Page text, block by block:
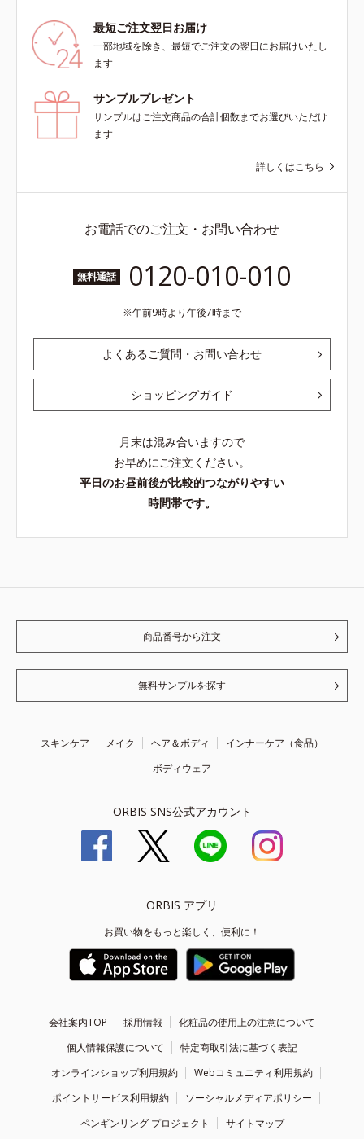
最短ご注文翌日お届け
一部地域を除き、最短でご注文の翌日にお届けいたし
ます
サンプルプレゼント
サンプルはご注文商品の合計個数までお選びいただけ
ます
詳しくはこちら
お電話でのご注文・お問い合わせ
無料通話 0120-010-010
午前9時より午後7時まで
よくあるご質問・お問い合わせ
ショッピングガイド
月末は混み合いますので
お早めにご注文ください。
平日のお昼前後が比較的つながりやすい
時間帯です。
商品番号から注文
無料サンプルを探す
スキンケア メイク ヘア＆ボディ
インナーケア（食品）
ボディウェア
ORBIS SNS公式アカウント
ORBIS アプリ
お買い物をもっと楽しく、便利に！
会社案内TOP 採用情報
化粧品の使用上の注意について
個人情報保護について
特定商取引法に基づく表記
オンラインショップ利用規約
Webコミュニティ利用規約
ポイントサービス利用規約
ソーシャルメディアポリシー
ペンギンリング プロジェクト
サイトマップ